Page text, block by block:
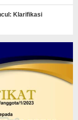
Klarifikasi